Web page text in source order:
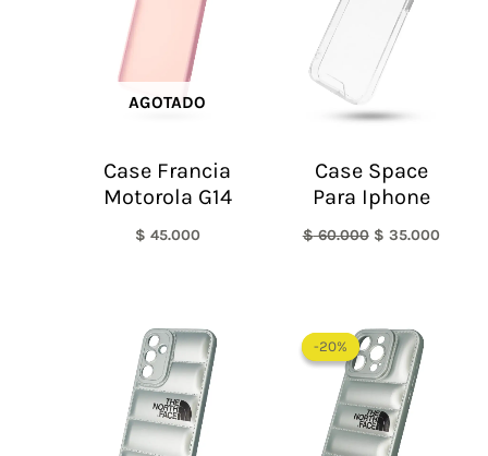
AGOTADO
Case Francia
Motorola G14
$ 45.000
Case Space
Para Iphone
$60.000
$ 60.000.
$ 35.000
-20%
-20%
precio
original
era:
$ 60.000.